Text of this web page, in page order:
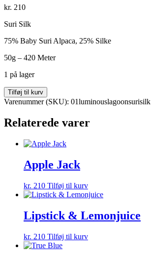
kr. 210
Suri Silk
75% Baby Suri Alpaca, 25% Silke
50g – 420 Meter
1 på lager
Luminous
Lagoon
Tilføj til kurv
Varenummer (SKU): 01luminouslagoonsurisilk
Relaterede varer
Apple Jack
kr. 210 Tilføj til kurv
Lipstick & Lemonjuice
kr. 210 Tilføj til kurv